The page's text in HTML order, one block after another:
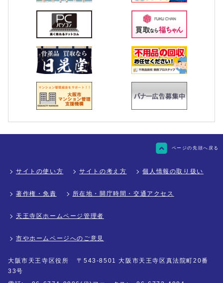
ページの先頭へ戻る
サイトの使い方 サイトの考え方 個人情報の取り扱い
著作権・免責 所在地・開庁時間・交通アクセス
天王寺区ホームページ管理者
市やホームページへのご意見
大阪市天王寺区役所
〒543-8501 大阪市天王寺区真法院町20番
33号